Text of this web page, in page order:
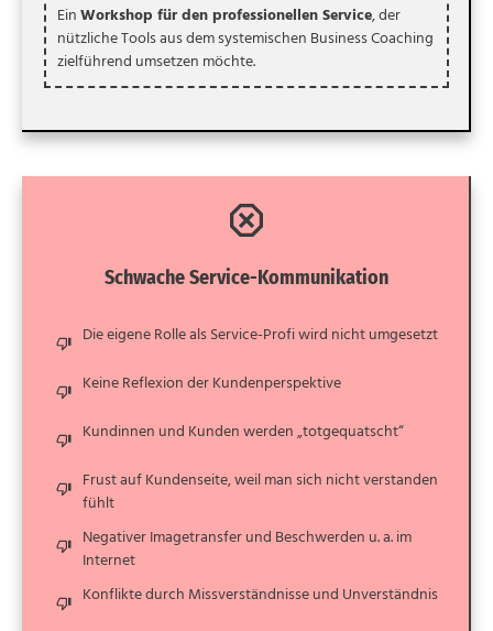
EinWorkshop für den professionellen Service, der
nützliche Tools aus dem systemischen Business Coaching
zielführend umsetzen möchte.
Schwache Service-Kommunikation
Die eigene Rolle als Service-Profi wird nicht umgesetzt
Keine Reflexion der Kundenperspektive
Kundinnen und Kunden werden „totgequatscht“
Frust auf Kundenseite, weil man sich nicht verstanden
fühlt
Negativer Imagetransfer und Beschwerden u. a. im
Internet
Konflikte durch Missverständnisse und Unverständnis